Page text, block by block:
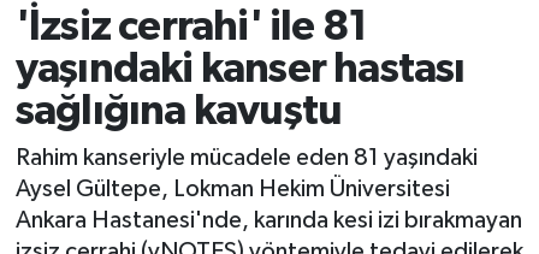
'İzsiz cerrahi' ile 81
yaşındaki kanser hastası
sağlığına kavuştu
Rahim kanseriyle mücadele eden 81 yaşındaki
Aysel Gültepe, Lokman Hekim Üniversitesi
Ankara Hastanesi'nde, karında kesi izi bırakmayan
Spor
Sağlık
Teknoloji
Eğitim
TFF 3.Lig 4.Grup Puan Durumu ve Fikstür
Tüm Manşetler
Son Dakika Haberleri
Haber Arşivi